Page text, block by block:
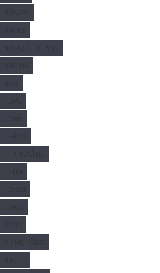
MAIVOM
MAIXEP
MAIXEPNHAHANG
MATCHA
MICA
NGHỆ
NHÀ XE
NHÀ XƯỞNG
NHỰA
NOIBAT
NOKIA